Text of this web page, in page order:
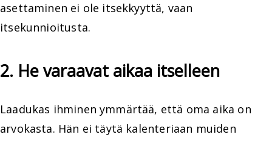
asettaminen ei ole itsekkyyttä, vaan
itsekunnioitusta.
2. He varaavat aikaa itselleen
Laadukas ihminen ymmärtää, että oma aika on
arvokasta. Hän ei täytä kalenteriaan muiden